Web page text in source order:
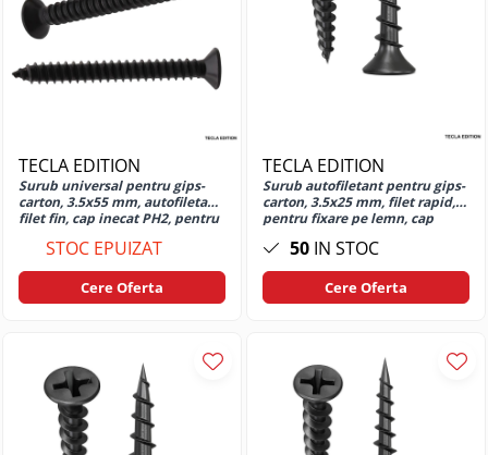
Huse si protectii pentru Motorola
Moto G10
Huse si protectii pentru Motorola
Moto G13
Huse si protectii pentru Motorola
Moto G15
Huse si protectii pentru Motorola
Moto G17
Huse si protectii pentru Motorola
Moto G24
Huse si protectii pentru Motorola
Moto G31
Huse si protectii pentru Motorola
Moto G34
TECLA EDITION
Surub universal pentru gips-
carton, 3.5x55 mm, autofiletant,
filet fin, cap inecat PH2, pentru
lemn, otel fosfatat
STOC EPUIZAT
Cere Oferta
TECLA EDITION
Surub autofiletant pentru gips-
carton, 3.5x25 mm, filet rapid,
pentru fixare pe lemn, cap
50 IN STOC
Cere Oferta